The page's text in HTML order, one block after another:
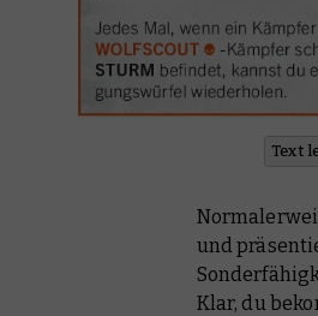
Text
und
Klar, du